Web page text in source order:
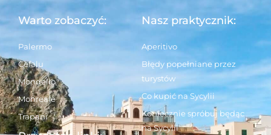
Warto zobaczyć:
Palermo
Cefalu
Mondello
Monreale
Trapani
Nasz praktycznik:
Aperitivo
Błędy popełniane przez
turystów
Co kupić na Sycylii
Koniecznie spróbuj będąc
na Sycylii